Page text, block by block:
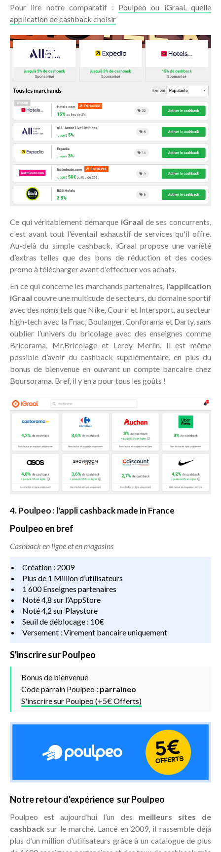
Pour lire notre comparatif : Poulpeo ou iGraal, quelle
application de cashback choisir
Ce qui véritablement démarque iGraal de ses concurrents,
c'est avant tout l'éventail exhaustif de services qu'il offre.
Au-delà du simple cashback, iGraal propose une variété
d’extras telles que des bons de réduction et des codes
promo à télécharger avant d'effectuer vos achats.
En ce qui concerne les marchands partenaires, l'application
iGraal couvre une multitude de secteurs, du domaine sportif
avec des noms tels que Nike, Courir et Intersport, au secteur
high-tech avec la Fnac, Boulanger, Conforama et Darty, sans
oublier l’univers du bricolage avec des enseignes comme
Bricorama, Mr.Bricolage et Leroy Merlin. Il est même
possible d’avoir du cashback supplémentaire, en plus du
bonus de bienvenue en ouvrant un compte bancaire chez
Boursorama. Bref, il y en a pour tous les goûts !
4. Poulpeo : l'appli cashback made in France
Poulpeo en bref
Cashback en ligne et en magasins
Création : 2009
Plus de 1 Million d’utilisateurs
1 600 Enseignes partenaires
Noté 4,8 sur l’AppStore
Noté 4,2 sur Playstore
Seuil de déblocage : 10€
Versement : Virement bancaire uniquement
S'inscrire sur Poulpeo
Bonus de bienvenue
Code parrain Poulpeo : parraineo
S'inscrire sur Poulpeo (+5€ Offerts)
Notre retour d'expérience sur Poulpeo
Poulpeo est aujourd’hui l’un des meilleurs sites de
cashback sur le marché. Lancé en 2009, il rassemble déjà
plus d’un million d’utilisateurs grâce à un catalogue de plus